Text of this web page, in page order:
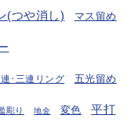
(つや消し) マス留め
･三連リング 五光留め
彫り 地金 変色 平打